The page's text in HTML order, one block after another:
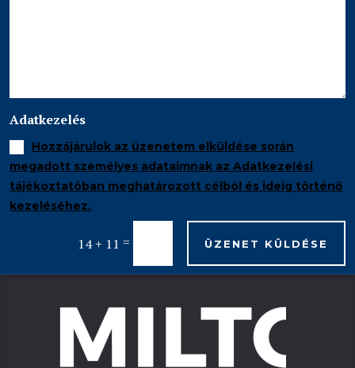
Adatkezelés
Hozzájárulok az üzenetem elküldése során
megadott személyes adataimnak az Adatkezelési
tájékoztatóban meghatározott célból és ideig történő
kezeléséhez.
14 + 11 = ÜZENET KÜLDÉSE